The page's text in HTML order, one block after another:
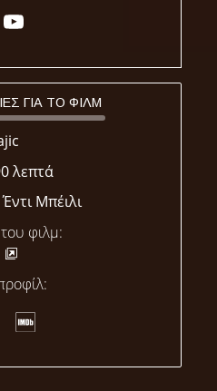
ΓΙΑ ΤΟ ΦΙΛΜ
λεπτά
Έντι Μπέιλι
φιλμ: